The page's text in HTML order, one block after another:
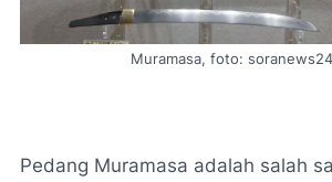
Muramasa, foto:
Pedang Muramasa adalah salah